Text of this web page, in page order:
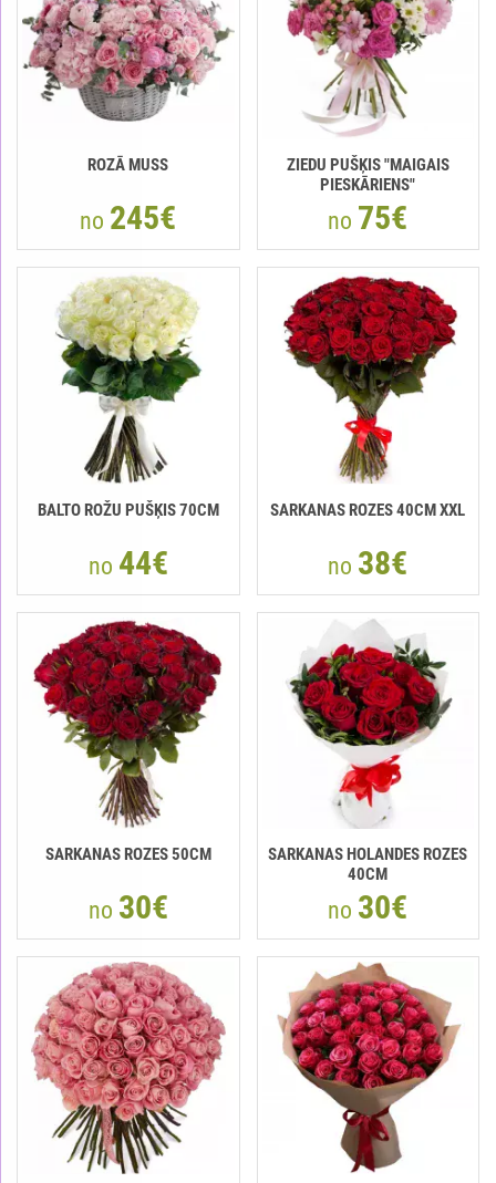
ROZĀ MUSS
no 245€
ZIEDU PUŠĶIS "MAIGAIS
PIESKĀRIENS"
no 75€
BALTO ROŽU PUŠĶIS 70CM
no 44€
SARKANAS ROZES 40CM XXL
no 38€
SARKANAS ROZES 50CM
no 30€
SARKANAS HOLANDES ROZES
40CM
no 30€